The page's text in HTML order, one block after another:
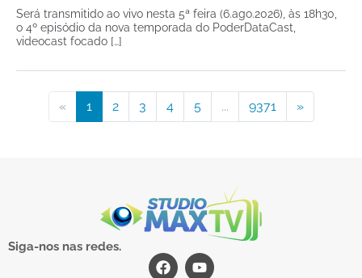
Será transmitido ao vivo nesta 5ª feira (6.ago.2026), às 18h30,
o 4º episódio da nova temporada do PoderDataCast,
videocast focado […]
« 1 2 3 4 5 ... 9371 »
Siga-nos nas redes.